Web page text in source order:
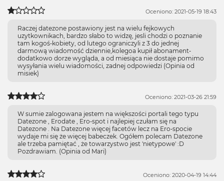
Oceniono: 2021-05-19 18:43
Raczej datezone postawiony jest na wielu fejkowych
uzytkownikach, bardzo słabo to widzę, jesli chodzi o poznanie
tam kogoś-kobiety, od lutego ograniczyli z 3 do jednej
darmową wiadomość dziennie,kolegoa kupił abonament-
dodatkowo dorze wygląda, a od miesiąca nie dostaje pomimo
wysyłania wielu wiadomości, zadnej odpowiedzi (Opinia od
misiek)
Oceniono: 2021-03-26 21:59
W sumie zalogowana jestem na większości portali tego typu
Datezone , Erodate , Ero-spot i najlepiej czułam się na
Datezone . Na Datezone więcej facetów lecz na Ero-spocie
wydaje mi się że więcej babeczek. Ogółem polecam Datezone
ale trzeba pamiętać , że towarzystwo jest 'nietypowe' :D
Pozdrawiam. (Opinia od Mari)
Oceniono: 2020-04-19 14:44